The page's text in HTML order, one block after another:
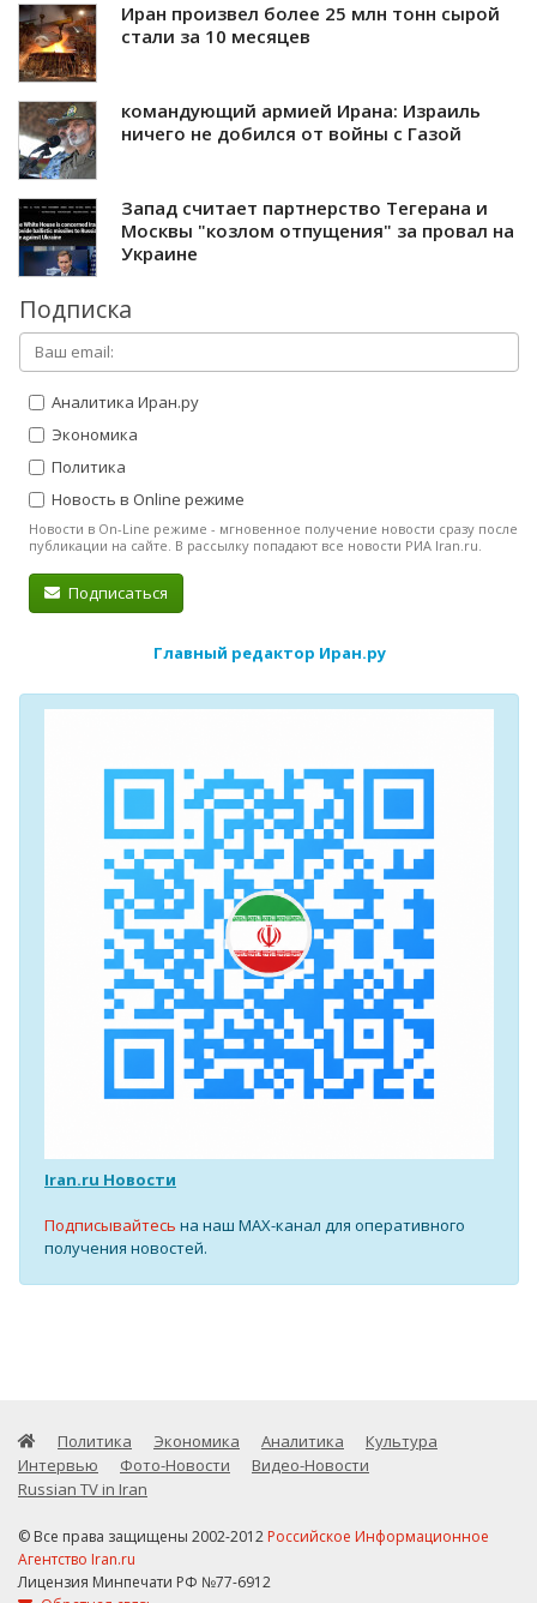
Иран произвел более 25 млн тонн сырой
стали за 10 месяцев
командующий армией Ирана: Израиль
ничего не добился от войны с Газой
Запад считает партнерство Тегерана и
Москвы "козлом отпущения" за провал на
Украине
Подписка
Аналитика Иран.ру
Экономика
Политика
Новость в Online режиме
Новости в On-Line режиме - мгновенное получение новости сразу после
публикации на сайте. В рассылку попадают все новости РИА Iran.ru.
Подписаться
Главный редактор Иран.ру
Iran.ru Новости
Подписывайтесь на наш MAX-канал для оперативного
получения новостей.
Политика Экономика Аналитика
Культура
Интервью
Фото-Новости
Видео-Новости
Russian TV in Iran
© Все права защищены 2002-2012 Российское Информационное
Агентство Iran.ru
Лицензия Минпечати РФ №77-6912